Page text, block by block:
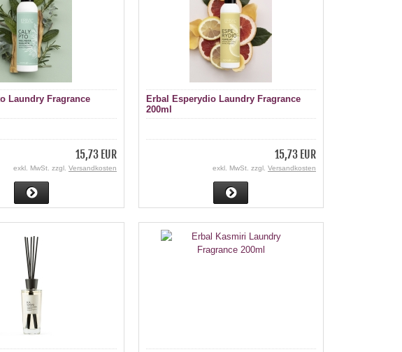
Laundry Fragrance
15,73 EUR
exkl. MwSt. zzgl. Versandkosten
Erbal Esperydio Laundry Fragrance
200ml
15,73 EUR
exkl. MwSt. zzgl. Versandkosten